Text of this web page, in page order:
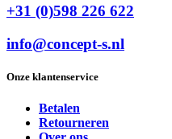
+31 (0)598 226 622
info@concept-s.nl
Onze klantenservice
Betalen
Retourneren